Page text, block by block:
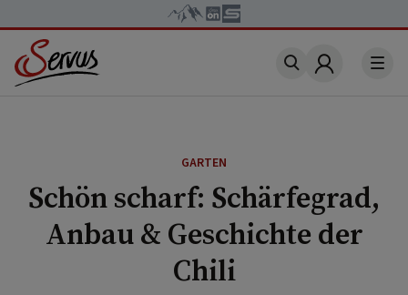
Account
GARTEN
Schön scharf: Schärfegrad,
Anbau & Geschichte der
Chili